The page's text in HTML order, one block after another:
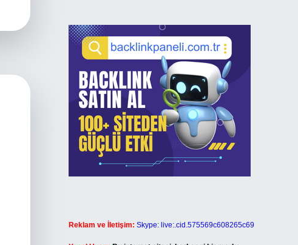
Reklam ve İletişim: Skype: live:.cid.575569c608265c69